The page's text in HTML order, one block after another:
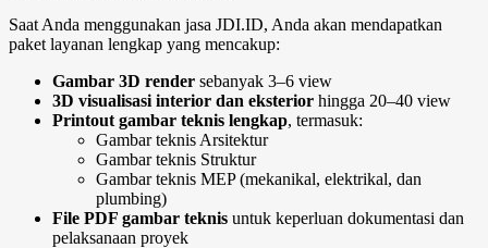
Saat Anda menggunakan jasa JDI.ID, Anda akan mendapatkan
paket layanan lengkap yang mencakup:
Gambar 3D render sebanyak 3–6 view
3D visualisasi interior dan eksterior hingga 20–40 view
Printout gambar teknis lengkap, termasuk:
Gambar teknis Arsitektur
Gambar teknis Struktur
Gambar teknis MEP (mekanikal, elektrikal, dan
plumbing)
File PDF gambar teknis untuk keperluan dokumentasi dan
pelaksanaan proyek